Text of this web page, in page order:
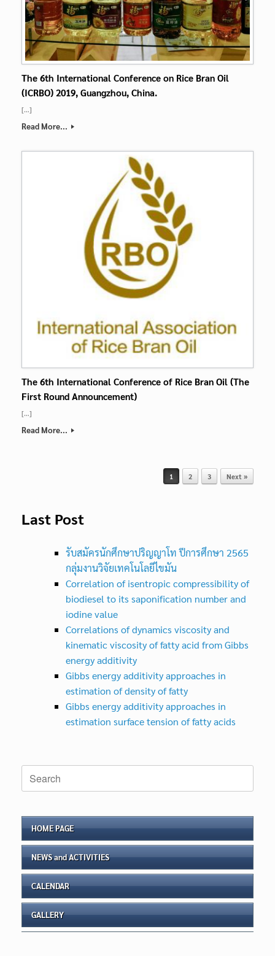
The 6th International Conference on Rice Bran Oil
(ICRBO) 2019, Guangzhou, China.
[…]
Read More...
The 6th International Conference of Rice Bran Oil (The
First Round Announcement)
[…]
Read More...
1 2 3 Next »
Last Post
รับสมัครนักศึกษาปริญญาโท ปีการศึกษา 2565
กลุ่มงานวิจัยเทคโนโลยีไขมัน
Correlation of isentropic compressibility of
biodiesel to its saponification number and
iodine value
Correlations of dynamics viscosity and
kinematic viscosity of fatty acid from Gibbs
energy additivity
Gibbs energy additivity approaches in
estimation of density of fatty
Gibbs energy additivity approaches in
estimation surface tension of fatty acids
Search
for:
HOME PAGE
NEWS and ACTIVITIES
CALENDAR
GALLERY